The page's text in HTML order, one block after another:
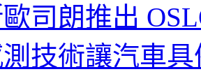
司朗推出
技術讓汽車